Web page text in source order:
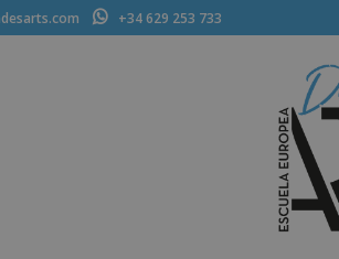
+34 629 253 733